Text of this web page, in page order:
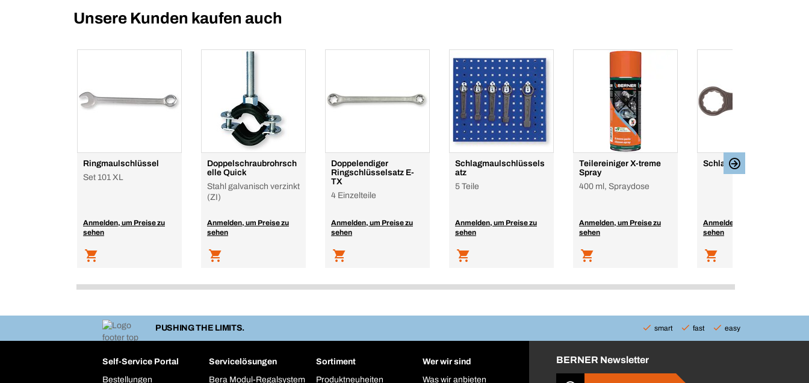
Unsere Kunden kaufen auch
Ringmaulschlüssel
Set 101 XL
Anmelden, um Preise zu
sehen
Doppelschraubrohrsch
elle Quick
Stahl galvanisch verzinkt
(ZI)
Anmelden, um Preise zu
sehen
Doppelendiger
Ringschlüsselsatz E-
TX
4 Einzelteile
Anmelden, um Preise zu
sehen
Schlagmaulschlüssels
atz
5 Teile
Anmelden, um Preise zu
sehen
Teilereiniger X-treme
Spray
400 ml, Spraydose
Anmelden, um Preise zu
sehen
Schlagringschlüssel
Anmelden, um Preise zu
sehen
PUSHING THE LIMITS. smart fast easy
Self-Service Portal
Bestellungen
Servicelösungen
Bera Modul-Regalsystem
Sortiment
Produktneuheiten
Wer wir sind
Was wir anbieten
BERNER Newsletter